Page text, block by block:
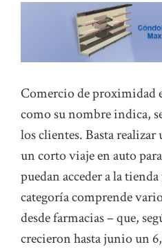
Comercio de proximidad
como su nombre indica,
los clientes. Basta
un corto viaje en auto
puedan acceder a la
categoría comprende
desde farmacias – que,
crecieron hasta junio un